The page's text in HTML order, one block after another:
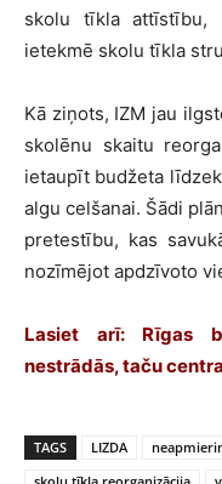
skolu tīkla attīstību,
ietekmē skolu tīkla
Kā ziņots, IZM jau
skolēnu skaitu
ietaupīt budžeta
algu celšanai. Šādi
pretestību, kas
nozīmējot apdzīvoto
Lasiet arī: Rīgas
nestrādās, taču
TAGS LIZDA